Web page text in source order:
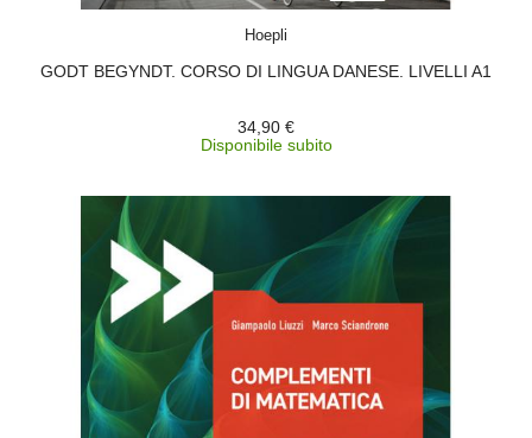
Hoepli
GODT BEGYNDT. CORSO DI LINGUA DANESE. LIVELLI A1
34,90 €
Disponibile subito